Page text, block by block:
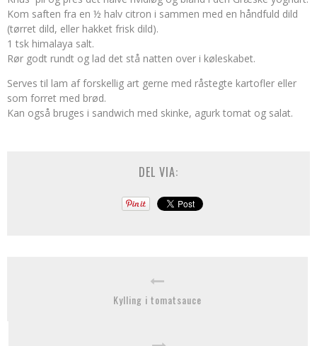
Kom saften fra en ½ halv citron i sammen med en håndfuld dild
(tørret dild, eller hakket frisk dild).
1 tsk himalaya salt.
Rør godt rundt og lad det stå natten over i køleskabet.
Serves til lam af forskellig art gerne med råstegte kartofler eller
som forret med brød.
Kan også bruges i sandwich med skinke, agurk tomat og salat.
DEL VIA:
Kylling i tomatsauce